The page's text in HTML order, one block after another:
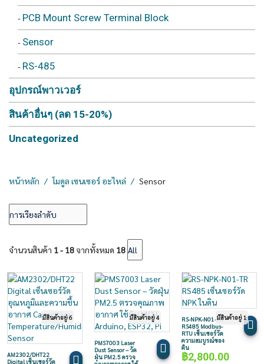
PCB Mount Screw Terminal Block
Sensor
RS-485
อุปกรณ์พาวเวอร์
สินค้าอื่นๆ (ลด 15-20%)
Uncategorized
หน้าหลัก โมดูล เซนเซอร์ อะไหล่ Sensor
จำนวนสินค้า 1 - 18จากทั้งหมด 18
AM2302/DHT22
Digital เซ็นเซอร์วัด
มีสินค้าอยู่ 6
PMS7003 Laser
Dust Sensor – วัด
ฝุ่น PM2.5 ตรวจ
มีสินค้าอยู่ 4
RS-NPK-N01-TR
RS485 Modbus-
RTU เซ็นเซอร์วัด
ความสมบูรณ์ของ
ดิน
฿2,800.00
มีสินค้าอยู่ 1